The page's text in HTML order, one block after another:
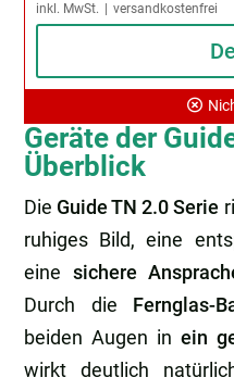
Preis
2.199,00 €
Preis
ist:
inkl. MwSt. versandkostenfrei
Geräte der
Überblick
Die Guide TN 2.0 Serie
ruhiges Bild, eine
eine sichere
Durch die Fernglas-
beiden Augen in ein
wirkt deutlich